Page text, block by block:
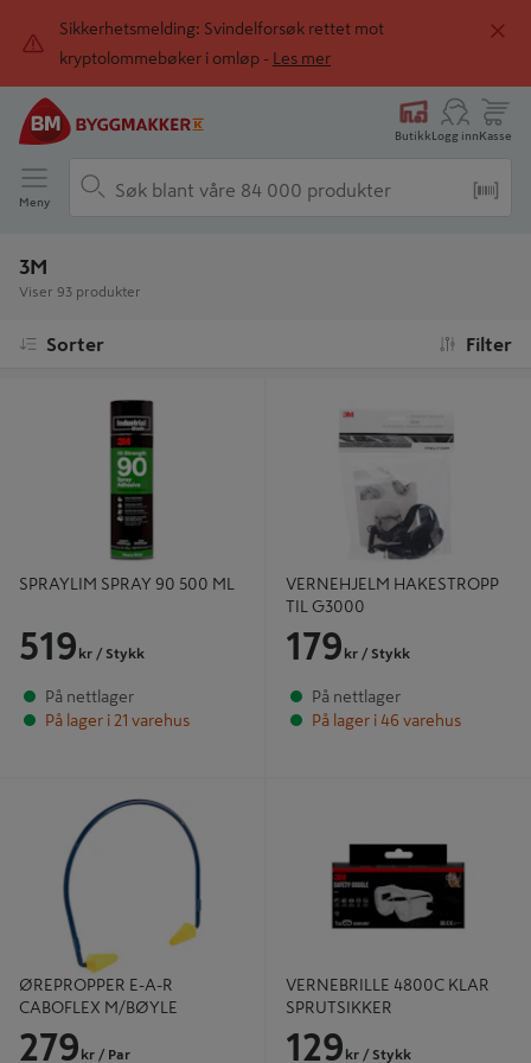
Sikkerhetsmelding: Svindelforsøk rettet mot
kryptolommebøker i omløp -
Les mer
ButikkLogg innKasse
Meny
3M
Viser 93 produkter
Sorter Filter
SPRAYLIM SPRAY 90 500 ML
519 kr / Stykk
På nettlager
På lager i 21 varehus
VERNEHJELM HAKESTROPP
TIL G3000
179 kr / Stykk
På nettlager
På lager i 46 varehus
ØREPROPPER E-A-R
CABOFLEX M/BØYLE
279 kr / Par
VERNEBRILLE 4800C KLAR
SPRUTSIKKER
129 kr / Stykk